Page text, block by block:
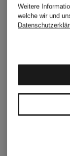
mit
Weitere
welche wir und